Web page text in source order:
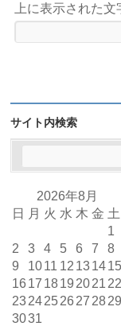
上に表示された
サイト内検索
2026年8月
日
月 火 水 木 金 土
1
2
3 4 5 6 7
8
9
1011 12 131415
16 17 1819 2021 22
23242526 27 2829
3031